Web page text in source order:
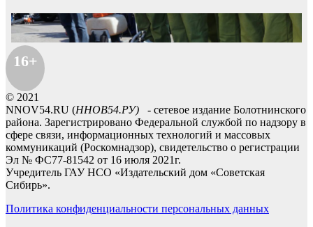
16+
© 2021
NNOV54.RU (ННОВ54.РУ) - сетевое издание Болотнинского
района. Зарегистрировано Федеральной службой по надзору в
сфере связи, информационных технологий и массовых
коммуникаций (Роскомнадзор), свидетельство о регистрации
Эл № ФС77-81542 от 16 июля 2021г.
Учредитель ГАУ НСО «Издательский дом «Советская
Сибирь».
Политика конфиденциальности персональных данных